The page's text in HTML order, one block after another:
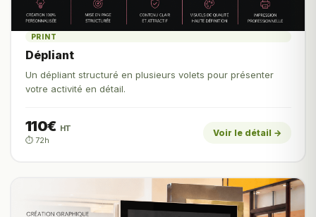
PRINT
Dépliant
Un dépliant structuré en plusieurs volets pour présenter
votre activité en détail.
110€ HT
⏱️ 72h
Voir le détail →